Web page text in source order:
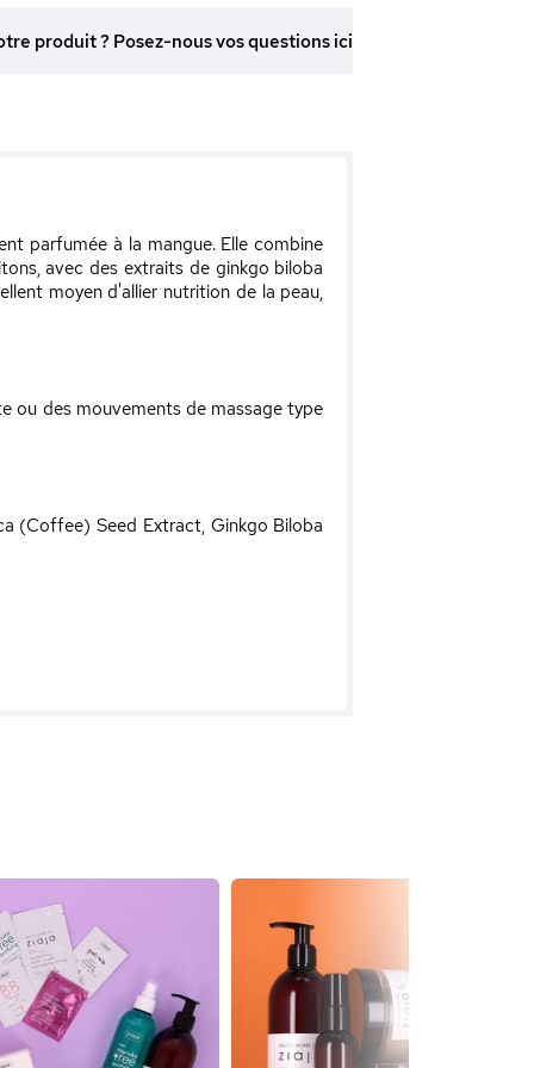
produit ? Posez-nous vos questions ici
parfumée à la mangue. Elle combine
avec des extraits de ginkgo biloba
moyen d'allier nutrition de la peau,
ou des mouvements de massage type
(Coffee) Seed Extract, Ginkgo Biloba